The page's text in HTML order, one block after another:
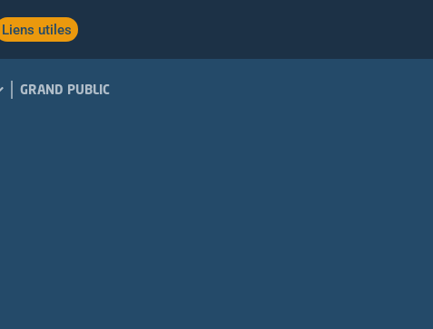
Liens utiles
GRAND PUBLIC